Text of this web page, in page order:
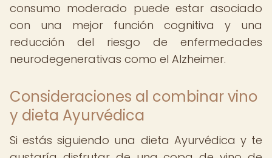
consumo moderado puede estar asociado
con una mejor función cognitiva y una
reducción del riesgo de enfermedades
neurodegenerativas como el Alzheimer.
Consideraciones al combinar vino
y dieta Ayurvédica
Si estás siguiendo una dieta Ayurvédica y te